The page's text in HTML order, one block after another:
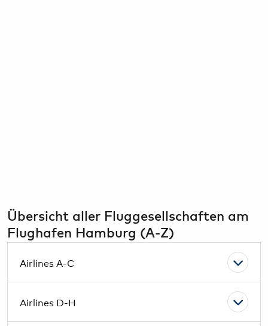
Übersicht aller Fluggesellschaften am
Flughafen Hamburg (A-Z)
Airlines A-C
Airlines D-H